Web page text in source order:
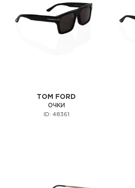
TOM FORD
ОЧКИ
ID: 48361